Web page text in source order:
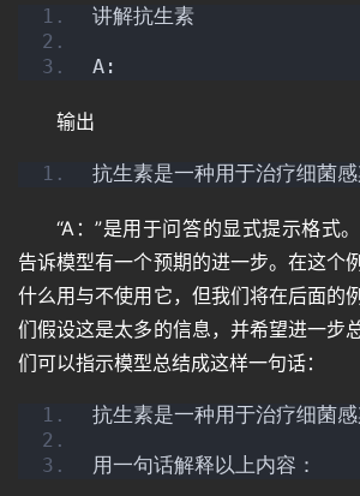
讲解抗生素
A:
输出
抗生素是一种用于治疗细菌
“A：”是用于问答的显式提示格式
告诉模型有一个预期的进一步。在这个
什么用与不使用它，但我们将在后面的
们假设这是太多的信息，并希望进一步
们可以指示模型总结成这样一句话：
抗生素是一种用于治疗细菌
用一句话解释以上内容：